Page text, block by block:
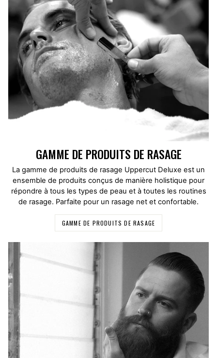
GAMME DE PRODUITS DE RASAGE
La gamme de produits de rasage Uppercut Deluxe est un
ensemble de produits conçus de manière holistique pour
répondre à tous les types de peau et à toutes les routines
de rasage. Parfaite pour un rasage net et confortable.
GAMME DE PRODUITS DE RASAGE